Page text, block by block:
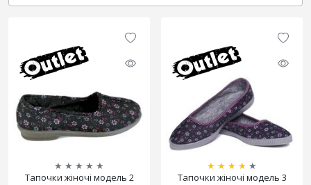
★ ★ ★ ★ ★
Тапочки жіночі модель 2
★ ★ ★ ★ ★
Тапочки жіночі модель 3